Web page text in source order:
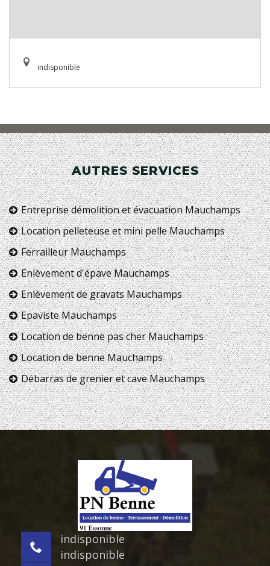
indisponible
AUTRES SERVICES
Entreprise démolition et évacuation Mauchamps
Location pelleteuse et mini pelle Mauchamps
Ferrailleur Mauchamps
Enlèvement d'épave Mauchamps
Enlèvement de gravats Mauchamps
Epaviste Mauchamps
Location de benne pas cher Mauchamps
Location de benne Mauchamps
Débarras de grenier et cave Mauchamps
indisponible
indisponible